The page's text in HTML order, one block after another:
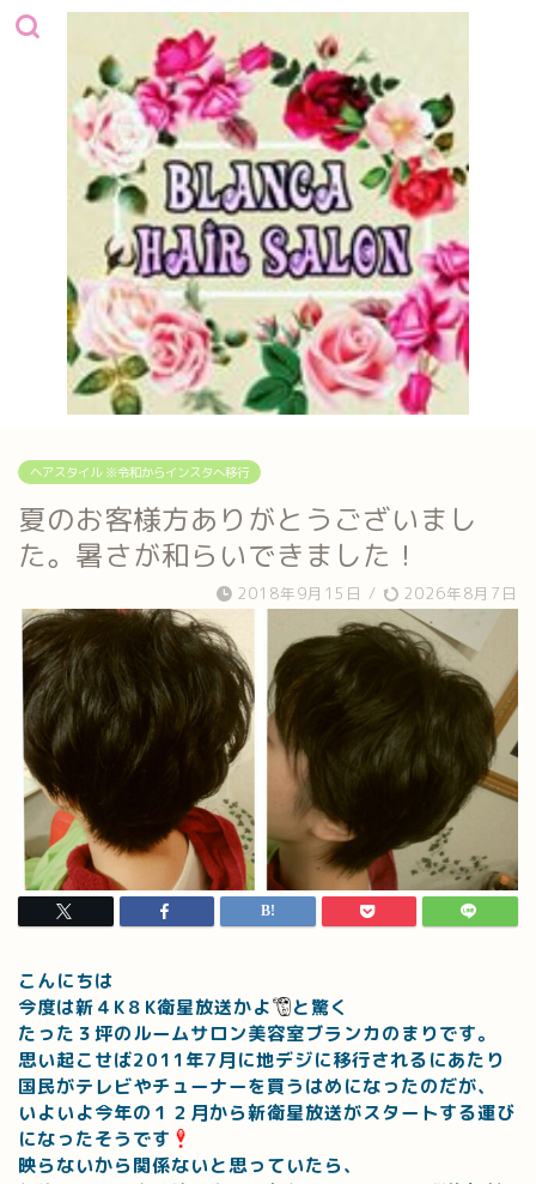
ヘアスタイル ※令和からインスタへ移行
夏のお客様方ありがとうございまし
た。暑さが和らいできました！
2018年9月15日 / 2026年8月7日
こんにちは
今度は新４K８K衛星放送かよ
と驚く
たった３坪のルームサロン美容室ブランカのまりです。
思い起こせば2011年7月に地デジに移行されるにあたり
国民がテレビやチューナーを買うはめになったのだが、
いよいよ今年の１２月から新衛星放送がスタートする運び
になったそうです
映らないから関係ないと思っていたら、